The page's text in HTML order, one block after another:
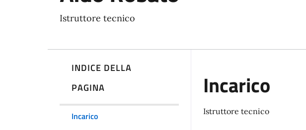
Istruttore tecnico
INDICE DELLA
PAGINA
Incarico
Incarico
Istruttore tecnico